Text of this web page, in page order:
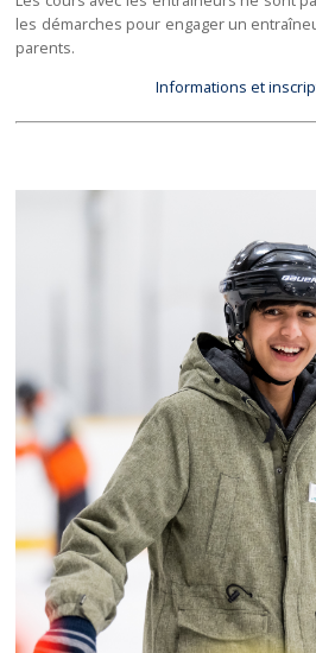
les démarches pour engager un
parents.
Informations et